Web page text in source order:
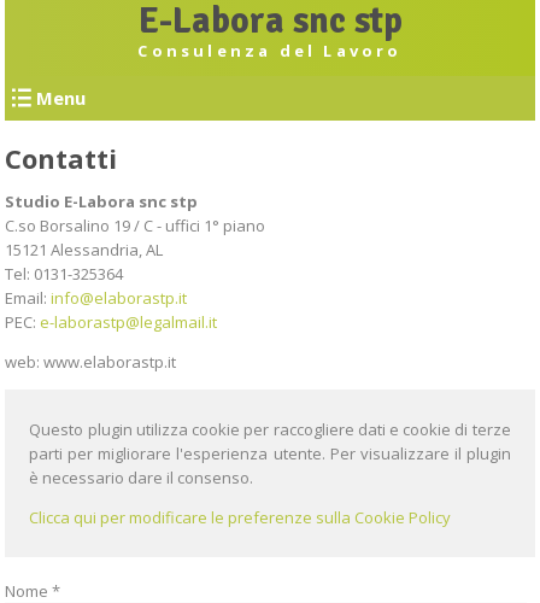
E-Labora snc stp
Consulenza del Lavoro
Menu
Contatti
Studio E-Labora snc stp
C.so Borsalino 19 / C - uffici 1° piano
15121 Alessandria,AL
Tel: 0131-325364
Email:info@elaborastp.it
PEC: e-laborastp@legalmail.it
web: www.elaborastp.it
Questo plugin utilizza cookie per raccogliere dati e cookie di terze
parti per migliorare l'esperienza utente. Per visualizzare il plugin
è necessario dare il consenso.
Clicca qui per modificare le preferenze sulla Cookie Policy
Nome *